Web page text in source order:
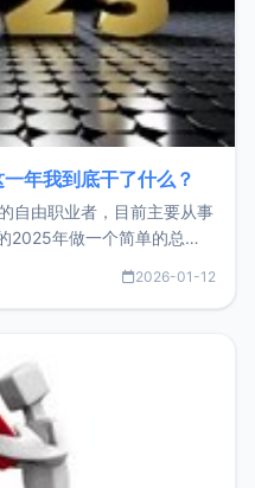
年我到底干了什么？
自由职业者，目前主要从事
2025年做一个简单的总
2026年不求突破，但求保
2026-01-12